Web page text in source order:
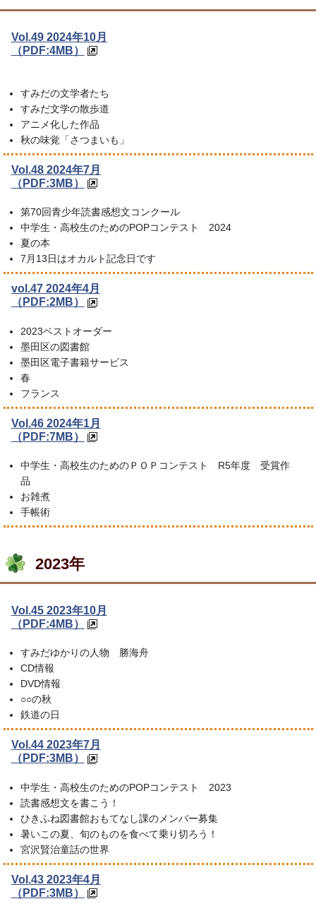
Vol.49 2024年10月
（PDF:4MB）
すみだの文学者たち
すみだ文学の散歩道
アニメ化した作品
秋の味覚「さつまいも」
Vol.48 2024年7月
（PDF:3MB）
第70回青少年読書感想文コンクール
中学生・高校生のためのPOPコンテスト 2024
夏の本
7月13日はオカルト記念日です
vol.47 2024年4月
（PDF:2MB）
2023ベストオーダー
墨田区の図書館
墨田区電子書籍サービス
春
フランス
Vol.46 2024年1月
（PDF:7MB）
中学生・高校生のためのＰＯＰコンテスト R5年度 受賞作
品
お雑煮
手帳術
2023年
Vol.45 2023年10月
（PDF:4MB）
すみだゆかりの人物 勝海舟
CD情報
DVD情報
○○の秋
鉄道の日
Vol.44 2023年7月
（PDF:3MB）
中学生・高校生のためのPOPコンテスト 2023
読書感想文を書こう！
ひきふね図書館おもてなし課のメンバー募集
暑いこの夏、旬のものを食べて乗り切ろう！
宮沢賢治童話の世界
Vol.43 2023年4月
（PDF:3MB）